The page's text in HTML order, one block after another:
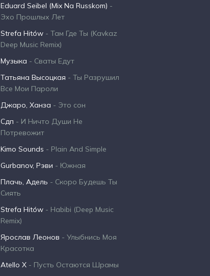
Eduard Seibel (Mix Na Russkom) -
Эхо Прошлых Лет
Strefa Hitów - Там Где Ты (Kavkaz
Deep Music Remix)
Музыка - Сваты Едут
Татьяна Высоцкая - Ты Разрушил
Все Мои Пароли
Джаро, Ханза - Это сон
Сдп - И Ничто Души Не
Потревожит
Kimo Sounds - Plain And Simple
Gurbanov, Рэви - Южная
Плачь, Адель - Скоро Будешь Ты
Сиять
Strefa Hitów - Habibi (Deep Music
Remix)
Ярослав Леонов - Улыбнись Моя
Красотка
Atello X - Пусть Остаются Шрамы